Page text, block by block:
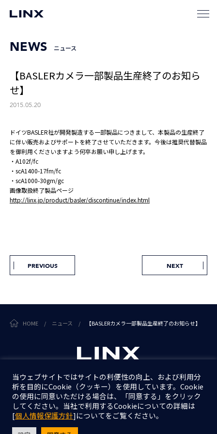
NEWS ニュース
【BASLERカメラ一部製品生産終了のお知ら
せ】
2015.05.20
ドイツBASLER社が開発製造する一部製品につきまして、本製品の生産終了
に伴い販売およびサポートを終了させていただきます。今後は推奨代替製品
を御利用くださいますよう何卒お願い申し上げます。
・A102f/fc
・scA1400-17fm/fc
・scA1000-30gm/gc
画像取扱終了製品ページ
http://linx.jp/product/basler/discontinue/index.html
PREVIOUS NEXT
HOME / ニュース / 【BASLERカメラ一部製品生産終了のお知らせ】
個人情報保護方針
情報セキュリティ基本方針
当ウェブサイトではサイトの利便性の向上、および利用分
析を目的にCookie（クッキー）を使用しています。Cookie
の使用に同意いただける場合は、「同意する」をクリック
してください。当社で利用するCookieについての詳細は
[個人情報保護方針]についてをご覧ください。